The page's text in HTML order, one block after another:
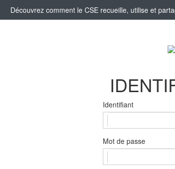
Découvrez comment le CSE recueille, utilise et
Identifiant
Mot de passe